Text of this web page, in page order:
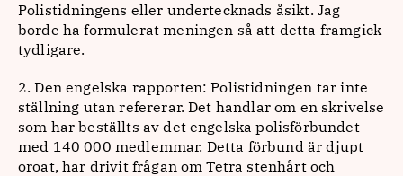
Polistidningens eller undertecknads åsikt. Jag
borde ha formulerat meningen så att detta framgick
tydligare.
2. Den engelska rapporten: Polistidningen tar inte
ställning utan refererar. Det handlar om en skrivelse
som har beställts av det engelska polisförbundet
med 140 000 medlemmar. Detta förbund är djupt
oroat, har drivit frågan om Tetra stenhårt och